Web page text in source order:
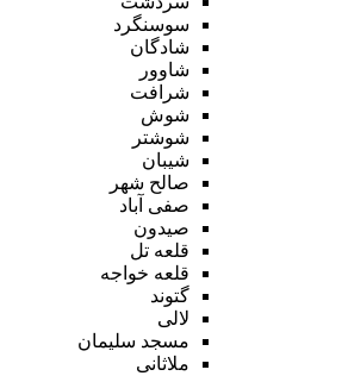
سوسنگرد
شادگان
شاوور
شرافت
شوش
شوشتر
شیبان
صالح شهر
صفی آباد
صیدون
قلعه تل
قلعه خواجه
گتوند
لالی
مسجد سلیمان
ملاثانی